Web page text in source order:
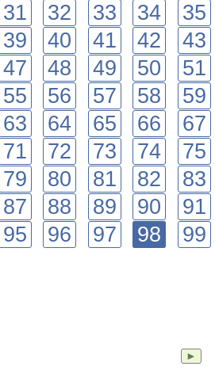
►
31 32 33 34
35
39 40 41 42
43
47 48 49 50
51
55 56 57 58
59
63 64 65 66
67
71 72 73 74
75
79 80 81 82
83
87 88 89 90
91
95 96 97 98
99